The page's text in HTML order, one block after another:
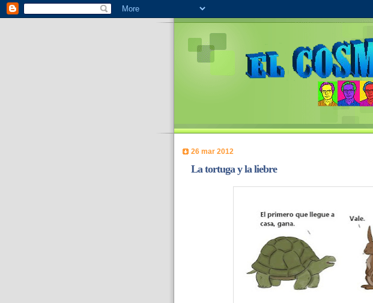
26 mar 2012
La tortuga y la liebre